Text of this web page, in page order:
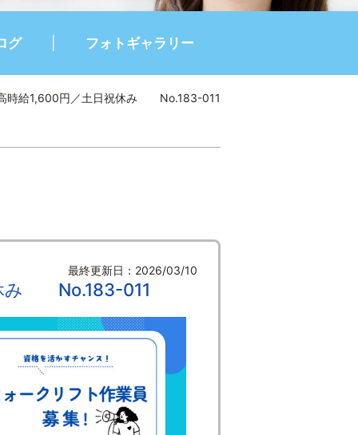
グ フォトギャラリー
時給1,600円／土日祝休み No.183-011
最終更新日：2026/03/10
休み No.183-011